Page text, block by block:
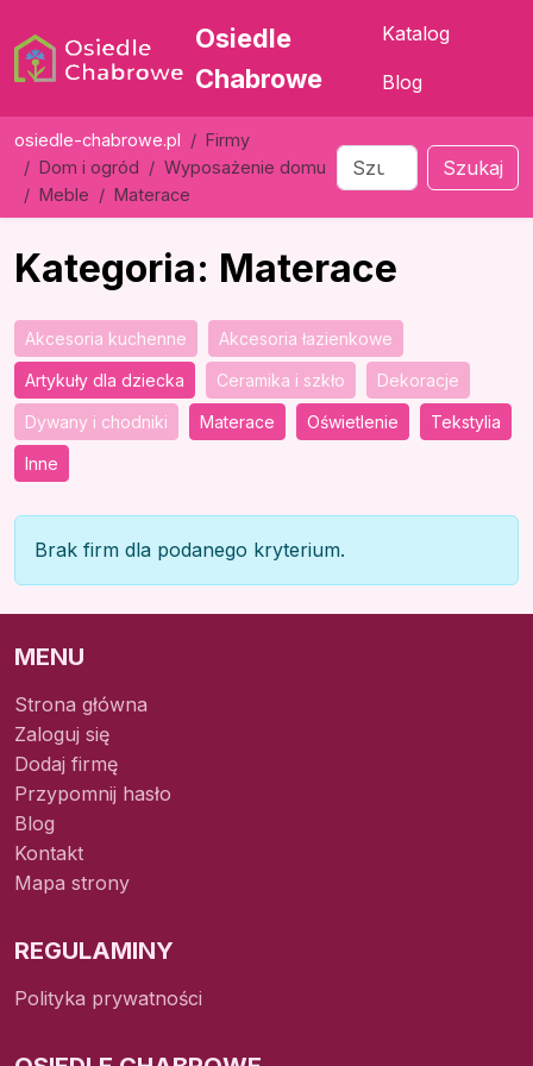
Osiedle
Chabrowe
Katalog
Blog
osiedle-chabrowe.pl
Firmy
Dom i ogród
Wyposażenie domu
Meble
Materace
Szukaj
Kategoria: Materace
Akcesoria kuchenne Akcesoria łazienkowe
Artykuły dla dziecka Ceramika i szkło Dekoracje
Dywany i chodniki Materace Oświetlenie Tekstylia
Inne
Brak firm dla podanego kryterium.
MENU
Strona główna
Zaloguj się
Dodaj firmę
Przypomnij hasło
Blog
Kontakt
Mapa strony
REGULAMINY
Polityka prywatności